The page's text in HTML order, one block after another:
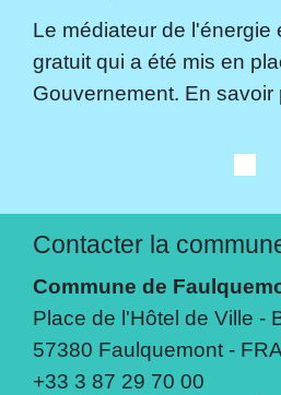
Le médiateur de l'énergie
gratuit qui a été mis en
Gouvernement. En savoir
Contacter la
Commune de
Place de l'Hôtel de Ville -
57380 Faulquemont -
+33 3 87 29 70 00